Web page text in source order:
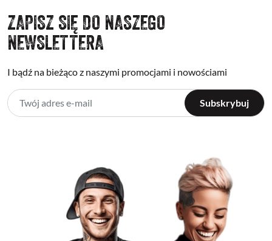
ZAPISZ SIĘ DO NASZEGO
NEWSLETTERA
I bądź na bieżąco z naszymi promocjami i nowościami